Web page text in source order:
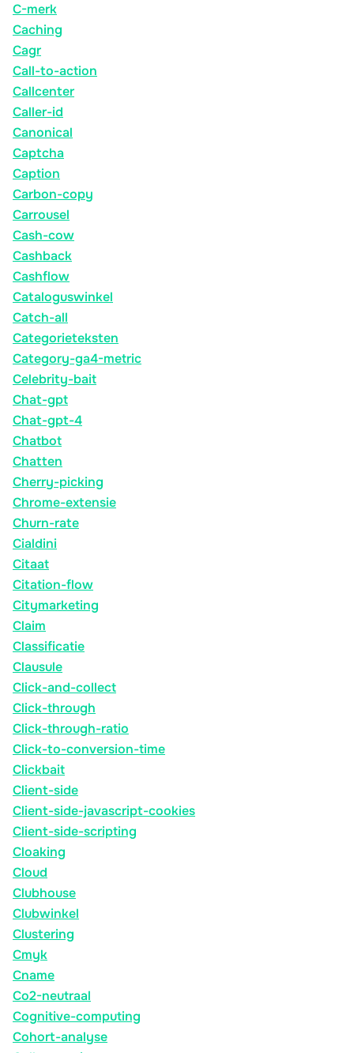
C-merk
Caching
Cagr
Call-to-action
Callcenter
Caller-id
Canonical
Captcha
Caption
Carbon-copy
Carrousel
Cash-cow
Cashback
Cashflow
Cataloguswinkel
Catch-all
Categorieteksten
Category-ga4-metric
Celebrity-bait
Chat-gpt
Chat-gpt-4
Chatbot
Chatten
Cherry-picking
Chrome-extensie
Churn-rate
Cialdini
Citaat
Citation-flow
Citymarketing
Claim
Classificatie
Clausule
Click-and-collect
Click-through
Click-through-ratio
Click-to-conversion-time
Clickbait
Client-side
Client-side-javascript-cookies
Client-side-scripting
Cloaking
Cloud
Clubhouse
Clubwinkel
Clustering
Cmyk
Cname
Co2-neutraal
Cognitive-computing
Cohort-analyse